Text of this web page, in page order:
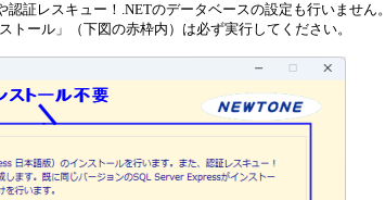
証レスキュー！.NETのデータベースの設定も行いません。
トール」
（下図の赤枠内）は必ず実行してください。